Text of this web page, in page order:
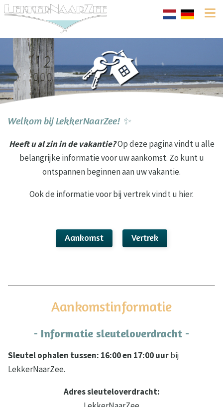
Welkom bij LekkerNaarZee! ✨
Heeft u al zin in de vakantie?Op deze pagina vindt u alle
belangrijke informatie voor uw aankomst. Zo kunt u
ontspannen beginnen aan uw vakantie.
Ook de informatie voor bij vertrek vindt u hier.
Aankomst Vertrek
Aankomstinformatie
- Informatie sleuteloverdracht -
Sleutel ophalen tussen: 16:00 en 17:00 uurbij
LekkerNaarZee.
Adres sleuteloverdracht: